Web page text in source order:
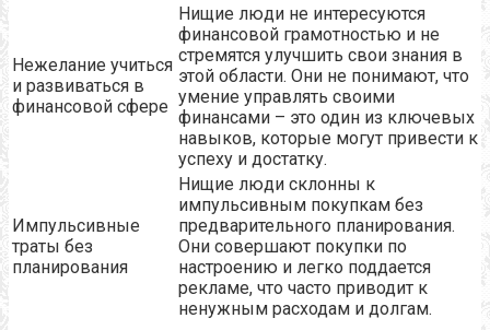
Нежелание учиться
и развиваться в
финансовой сфере
Нищие люди не интересуются
финансовой грамотностью и не
стремятся улучшить свои знания в
этой области. Они не понимают, что
умение управлять своими
финансами – это один из ключевых
навыков, которые могут привести к
успеху и достатку.
Импульсивные
траты без
планирования
Нищие люди склонны к
импульсивным покупкам без
предварительного планирования.
Они совершают покупки по
настроению и легко поддается
рекламе, что часто приводит к
ненужным расходам и долгам.